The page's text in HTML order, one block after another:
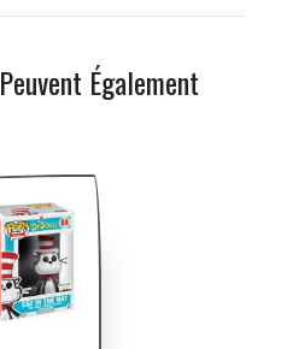
Également